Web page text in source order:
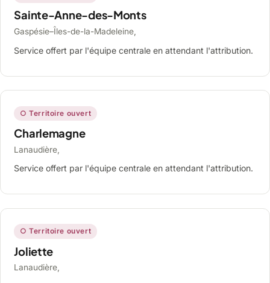
Sainte-Anne-des-Monts
Gaspésie–Îles-de-la-Madeleine,
Service offert par l'équipe centrale en attendant l'attribution.
○ Territoire ouvert
Charlemagne
Lanaudière,
Service offert par l'équipe centrale en attendant l'attribution.
○ Territoire ouvert
Joliette
Lanaudière,